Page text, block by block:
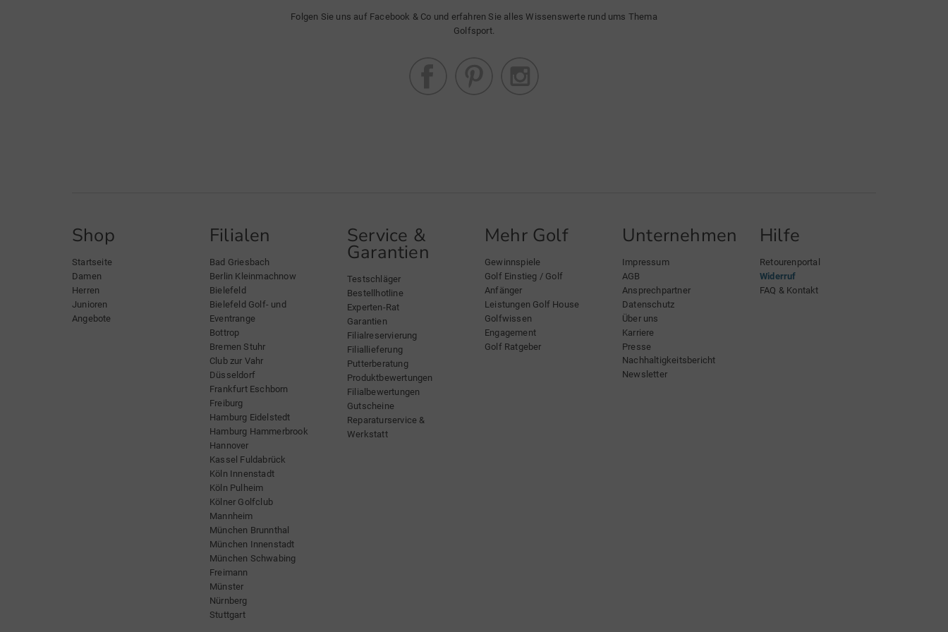
Folgen Sie uns auf Facebook & Co und erfahren Sie alles Wissenswerte rund ums Thema
Golfsport.
Shop
Startseite
Damen
Herren
Junioren
Angebote
Filialen
Bad Griesbach
Berlin Kleinmachnow
Bielefeld
Bielefeld Golf- und
Eventrange
Bottrop
Bremen Stuhr
Club zur Vahr
Düsseldorf
Frankfurt Eschborn
Freiburg
Hamburg Eidelstedt
Hamburg Hammerbrook
Hannover
Kassel Fuldabrück
Köln Innenstadt
Köln Pulheim
Kölner Golfclub
Mannheim
München Brunnthal
München Innenstadt
München Schwabing
Freimann
Münster
Nürnberg
Stuttgart
Service &
Garantien
Testschläger
Bestellhotline
Experten-Rat
Garantien
Filialreservierung
Filiallieferung
Putterberatung
Produktbewertungen
Filialbewertungen
Gutscheine
Reparaturservice &
Werkstatt
Mehr Golf
Gewinnspiele
Golf Einstieg / Golf
Anfänger
Leistungen Golf House
Golfwissen
Engagement
Golf Ratgeber
Unternehmen
Impressum
AGB
Ansprechpartner
Datenschutz
Über uns
Karriere
Presse
Nachhaltigkeitsbericht
Newsletter
Hilfe
Retourenportal
Widerruf
FAQ & Kontakt